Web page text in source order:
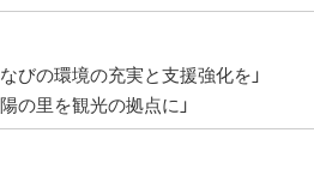
びの環境の充実と支援強化を」
の里を観光の拠点に」